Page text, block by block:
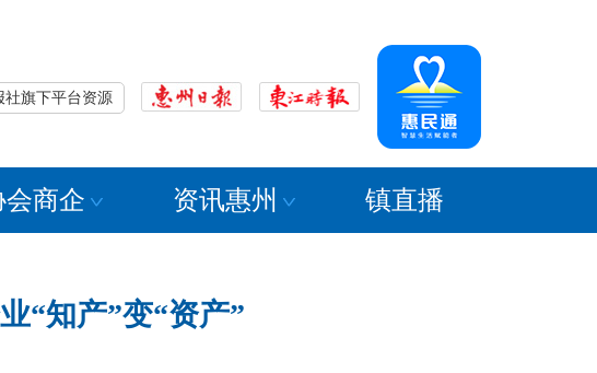
社旗下平台资源
会商企 资讯惠州 镇直播
“知产”变“资产”